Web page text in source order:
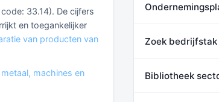
33.14). De cijfers
en toegankelijker
van producten van
machines en
Zoek
Bibliotheek